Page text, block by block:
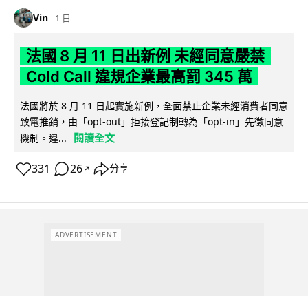
Vin 1 日
法國 8 月 11 日出新例 未經同意嚴禁
Cold Call 違規企業最高罰 345 萬
法國將於 8 月 11 日起實施新例，全面禁止企業未經消費者同意
致電推銷，由「opt-out」拒接登記制轉為「opt-in」先徵同意
機制。違...
閱讀全文
331 26 ↗ 分享
ADVERTISEMENT